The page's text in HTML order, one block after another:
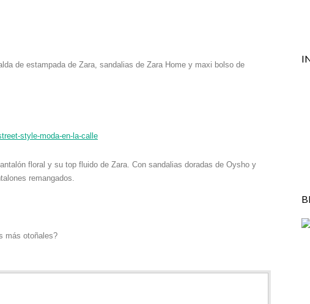
de estampada de Zara, sandalias de Zara Home y maxi bolso de
floral y su top fluido de Zara. Con sandalias doradas de Oysho y
remangados.
más otoñales?